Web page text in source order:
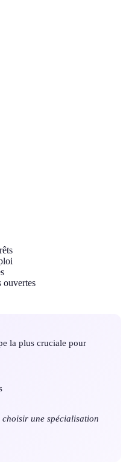
ouvertes
la plus cruciale pour
une spécialisation